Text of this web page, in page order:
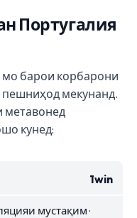
Португалия
барои корбарони
мекунанд.
метавонед
кунед:
1win
мустақим ·